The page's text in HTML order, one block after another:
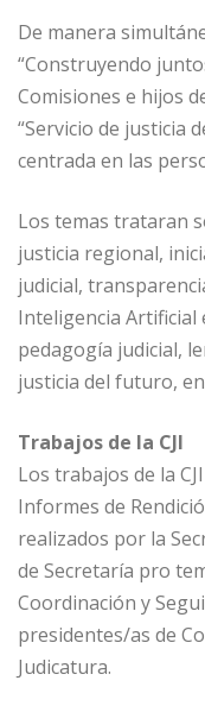
De manera
“Construyendo
Comisiones e hijos
“Servicio de justicia
centrada en las
Los temas trataran
justicia regional,
judicial,
Inteligencia Artificial
pedagogía judicial,
justicia del futuro,
Trabajos de la CJI
Los trabajos de la
Informes de
realizados por la
de Secretaría pro
Coordinación y
presidentes/as de
Judicatura.